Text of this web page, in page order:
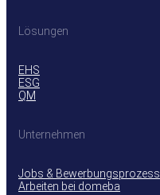
Lösungen
EHS
ESG
QM
Unternehmen
Jobs & Bewerbungsprozess
Arbeiten bei domeba